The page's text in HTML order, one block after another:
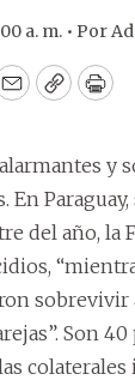
a. m. • Por
EmailCopyPrint
y
En
del año, la
sobrevivir
Son